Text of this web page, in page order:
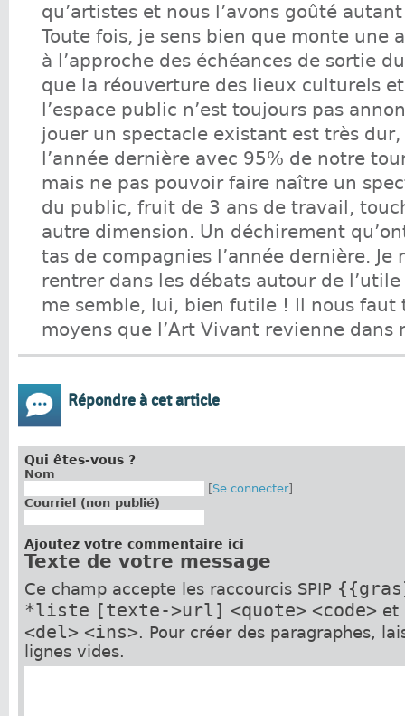
qu’artistes et nous l’avons goûté
Toute fois, je sens bien que monte une
à l’approche des échéances de sortie
que la réouverture des lieux culturels
l’espace public n’est toujours pas
jouer un spectacle existant est très dur,
l’année dernière avec 95% de notre
mais ne pas pouvoir faire naître un
du public, fruit de 3 ans de travail,
autre dimension. Un déchirement
tas de compagnies l’année dernière. Je
rentrer dans les débats autour de
me semble, lui, bien futile ! Il nous faut
moyens que l’Art Vivant revienne dans
Répondre à cet article
Qui êtes-vous ?
Nom
[Se connecter]
Courriel (non publié)
Ajoutez votre commentaire ici
Texte de votre message
Ce champ accepte les raccourcis SPIP
*liste [texte->url] <quote> <code>et
<del> <ins>. Pour créer des paragraphes,
lignes vides.